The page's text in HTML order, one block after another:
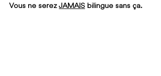
Vous ne serez JAMAIS bilingue sans ça.